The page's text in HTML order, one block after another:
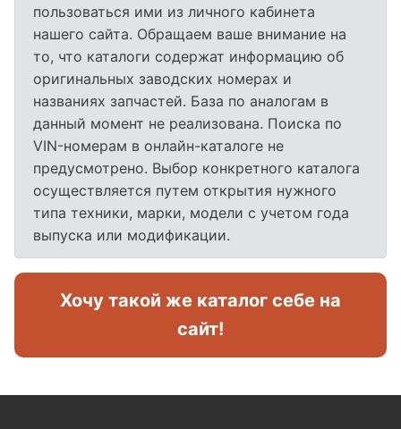
пользоваться ими из личного кабинета
нашего сайта. Обращаем ваше внимание на
то, что каталоги содержат информацию об
оригинальных заводских номерах и
названиях запчастей. База по аналогам в
данный момент не реализована. Поиска по
VIN-номерам в онлайн-каталоге не
предусмотрено. Выбор конкретного каталога
осуществляется путем открытия нужного
типа техники, марки, модели с учетом года
выпуска или модификации.
Хочу такой же каталог себе на
сайт!